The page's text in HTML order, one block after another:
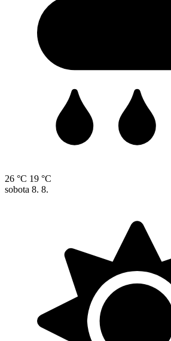
26 °C 19 °C
sobota 8. 8.